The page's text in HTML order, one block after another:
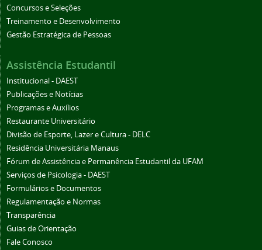
Concursos e Seleções
Treinamento e Desenvolvimento
Gestão Estratégica de Pessoas
Assistência Estudantil
Institucional - DAEST
Publicações e Notícias
Programas e Auxílios
Restaurante Universitário
Divisão de Esporte, Lazer e Cultura - DELC
Residência Universitária Manaus
Fórum de Assistência e Permanência Estudantil da UFAM
Serviços de Psicologia - DAEST
Formulários e Documentos
Regulamentação e Normas
Transparência
Guias de Orientação
Fale Conosco